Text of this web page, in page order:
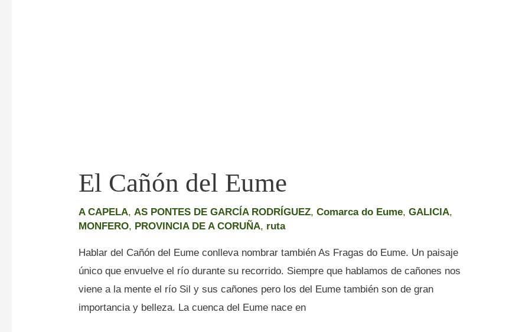
El Cañón del Eume
A CAPELA,AS PONTES DE GARCÍA RODRÍGUEZ,Comarca do Eume,GALICIA,
MONFERO, PROVINCIA DE A CORUÑA, ruta
Hablar del Cañón del Eume conlleva nombrar también As Fragas do Eume. Un paisaje
único que envuelve el río durante su recorrido. Siempre que hablamos de cañones nos
viene a la mente el río Sil y sus cañones pero los del Eume también son de gran
importancia y belleza. La cuenca del Eume nace en